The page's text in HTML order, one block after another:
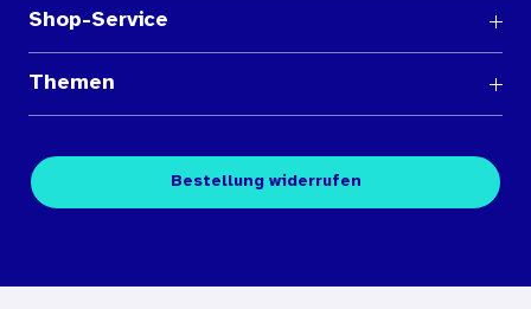
Shop-Service
Medienübersichten
Kontakt
Themen
Fachpublikationen
Digitales Archiv
Bestellung widerrufen